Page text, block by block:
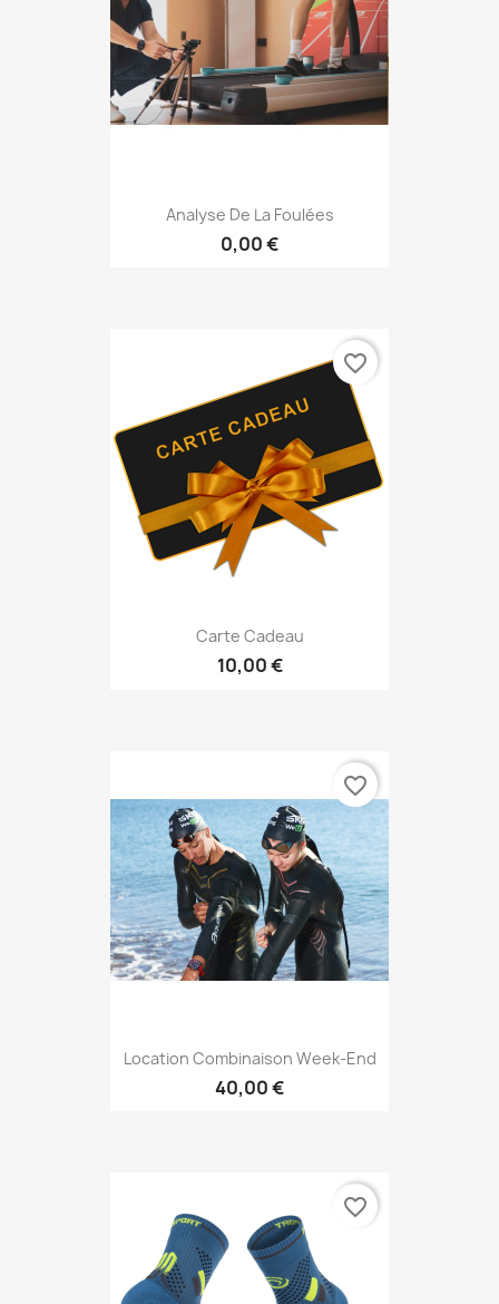
Analyse De La Foulées
0,00 €
Carte Cadeau
10,00 €
favorite_border
Location Combinaison Week-End
40,00 €
favorite_border
favorite_border